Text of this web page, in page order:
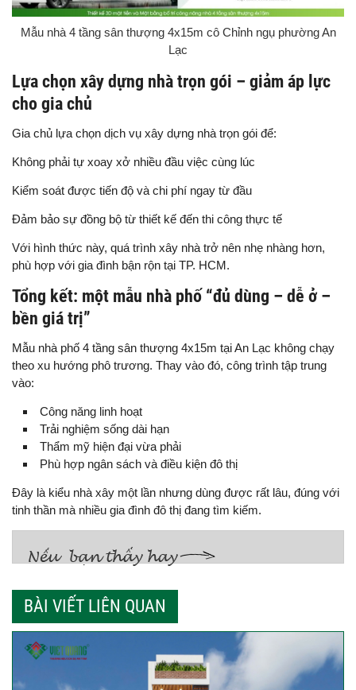
Mẫu nhà 4 tầng sân thượng 4x15m cô Chỉnh ngụ phường An
Lạc
Lựa chọn xây dựng nhà trọn gói – giảm áp lực
cho gia chủ
Gia chủ lựa chọn dịch vụ xây dựng nhà trọn gói để:
Không phải tự xoay xở nhiều đầu việc cùng lúc
Kiểm soát được tiến độ và chi phí ngay từ đầu
Đảm bảo sự đồng bộ từ thiết kế đến thi công thực tế
Với hình thức này, quá trình xây nhà trở nên nhẹ nhàng hơn,
phù hợp với gia đình bận rộn tại TP. HCM.
Tổng kết: một mẫu nhà phố “đủ dùng – dễ ở –
bền giá trị”
Mẫu nhà phố 4 tầng sân thượng 4x15m tại An Lạc không chạy
theo xu hướng phô trương. Thay vào đó, công trình tập trung
vào:
Công năng linh hoạt
Trải nghiệm sống dài hạn
Thẩm mỹ hiện đại vừa phải
Phù hợp ngân sách và điều kiện đô thị
Đây là kiểu nhà xây một lần nhưng dùng được rất lâu, đúng với
tinh thần mà nhiều gia đình đô thị đang tìm kiếm.
BÀI VIẾT LIÊN QUAN